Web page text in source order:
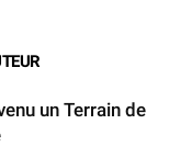
un Terrain de